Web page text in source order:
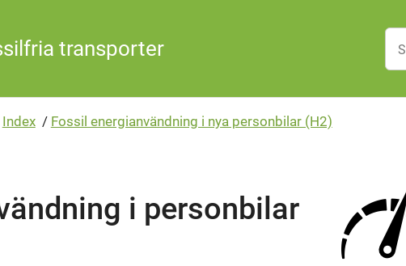
transporter
Index / Fossil energianvändning i nya personbilar (H2)
i personbilar